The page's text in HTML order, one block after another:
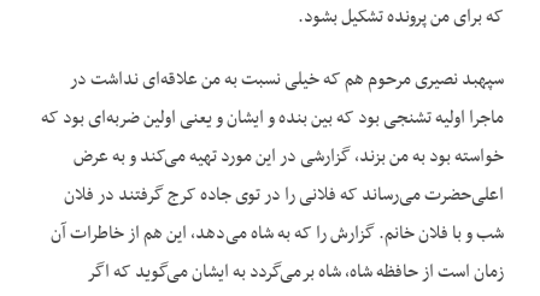
که برای من پرونده تشکیل بشود.
سپهبد نصیری مرحوم هم که خیلی نسبت به من علاقه‌ای نداشت در
ماجرا اولیه تشنجی بود که بین بنده و ایشان و یعنی اولین ضربه‌ای بود که
خواسته بود به من بزند، گزارشی در این مورد تهیه می‌کند و به عرض
اعلی‌حضرت می‌رساند که فلانی را در توی جاده کرج گرفتند در فلان
شب و با فلان خانم. گزارش را که به شاه می‌دهد، این هم از خاطرات آن
زمان است از حافظه شاه، شاه برمی‌گردد به ایشان می‌گوید که اگر